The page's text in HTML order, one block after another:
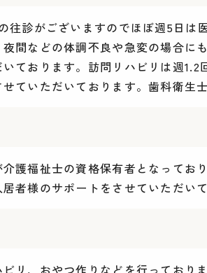
診がございますのでほぼ週5日は
間などの体調不良や急変の場合に
ております。訪問リハビリは週
ていただいております。歯科衛生
護福祉士の資格保有者となってお
者様のサポートをさせていただい